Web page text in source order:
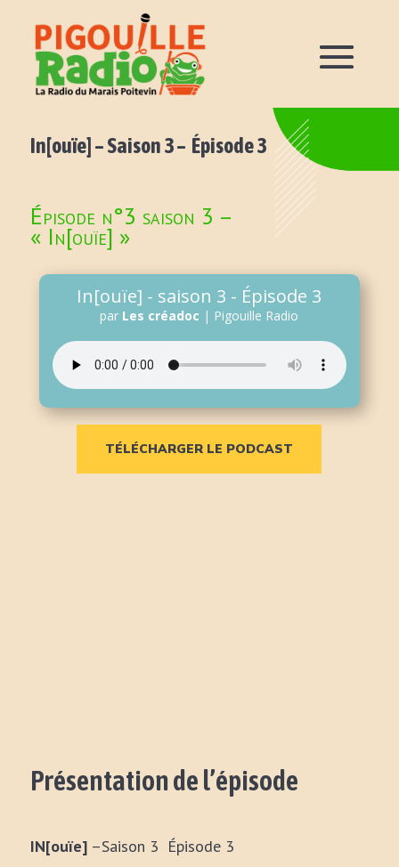
In[ouïe] – Saison 3 – Épisode 3
Épisode n°3 saison 3 –
« In[ouïe] »
In[ouïe] - saison 3 - Épisode 3
par Les créadoc | Pigouille Radio
TÉLÉCHARGER LE PODCAST
Présentation de l’épisode
IN[ouïe]–Saison 3 Épisode 3